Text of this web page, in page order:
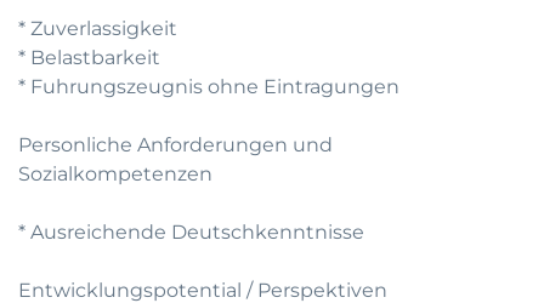
* Zuverlassigkeit
* Belastbarkeit
* Fuhrungszeugnis ohne Eintragungen
Personliche Anforderungen und
Sozialkompetenzen
* Ausreichende Deutschkenntnisse
Entwicklungspotential / Perspektiven